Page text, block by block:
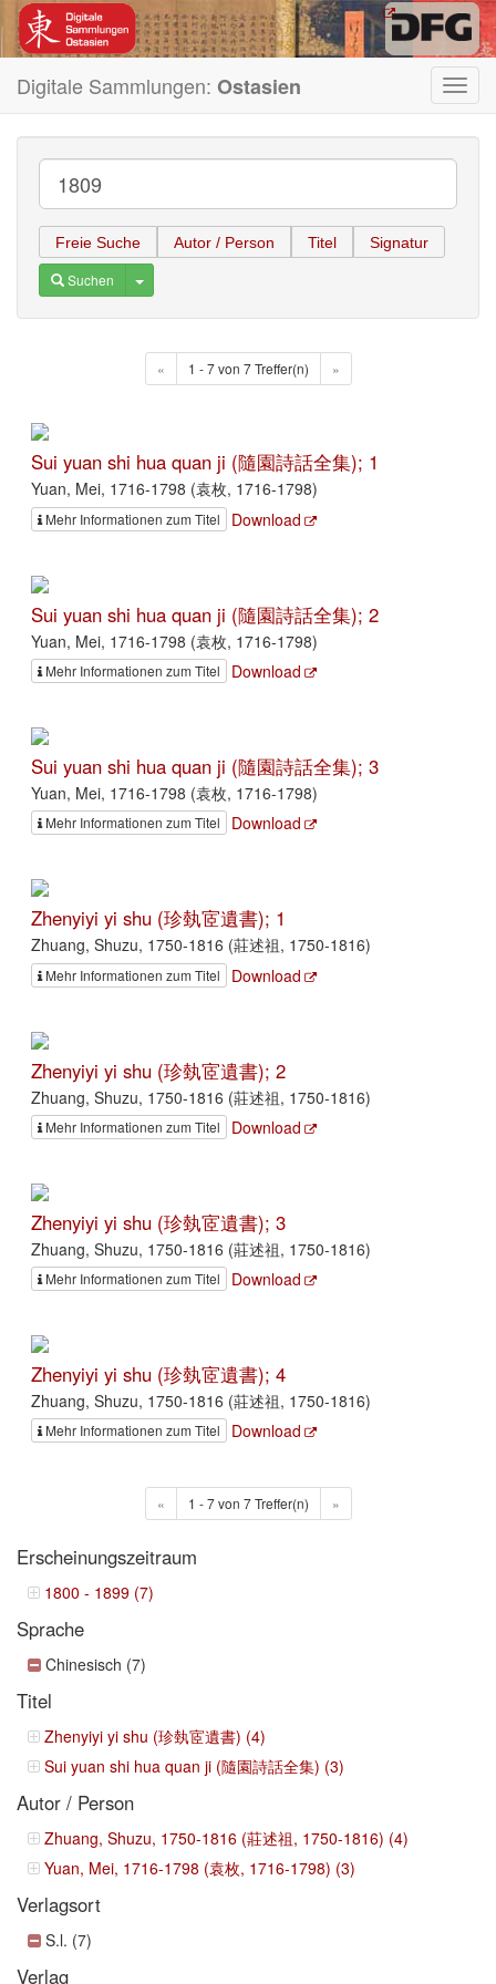
Digitale Sammlungen: Ostasien
Freie Suche Autor / Person Titel Signatur
Suchen Toggle Dropdown
« 1 - 7 von 7 Treffer(n) »
Sui yuan shi hua quan ji (隨園詩話全集); 1
Yuan, Mei, 1716-1798 (袁枚, 1716-1798)
Mehr Informationen zum Titel Download
Sui yuan shi hua quan ji (隨園詩話全集); 2
Yuan, Mei, 1716-1798 (袁枚, 1716-1798)
Mehr Informationen zum Titel Download
Sui yuan shi hua quan ji (隨園詩話全集); 3
Yuan, Mei, 1716-1798 (袁枚, 1716-1798)
Mehr Informationen zum Titel Download
Zhenyiyi yi shu (珍埶宧遺書); 1
Zhuang, Shuzu, 1750-1816 (莊述祖, 1750-1816)
Mehr Informationen zum Titel Download
Zhenyiyi yi shu (珍埶宧遺書); 2
Zhuang, Shuzu, 1750-1816 (莊述祖, 1750-1816)
Mehr Informationen zum Titel Download
Zhenyiyi yi shu (珍埶宧遺書); 3
Zhuang, Shuzu, 1750-1816 (莊述祖, 1750-1816)
Mehr Informationen zum Titel Download
Zhenyiyi yi shu (珍埶宧遺書); 4
Zhuang, Shuzu, 1750-1816 (莊述祖, 1750-1816)
Mehr Informationen zum Titel Download
« 1 - 7 von 7 Treffer(n) »
Erscheinungszeitraum
1800 - 1899 (7)
Sprache
Chinesisch (7)
Titel
Zhenyiyi yi shu (珍埶宧遺書) (4)
Sui yuan shi hua quan ji (隨園詩話全集) (3)
Autor / Person
Zhuang, Shuzu, 1750-1816 (莊述祖, 1750-1816) (4)
Yuan, Mei, 1716-1798 (袁枚, 1716-1798) (3)
Verlagsort
S.l. (7)
Verlag